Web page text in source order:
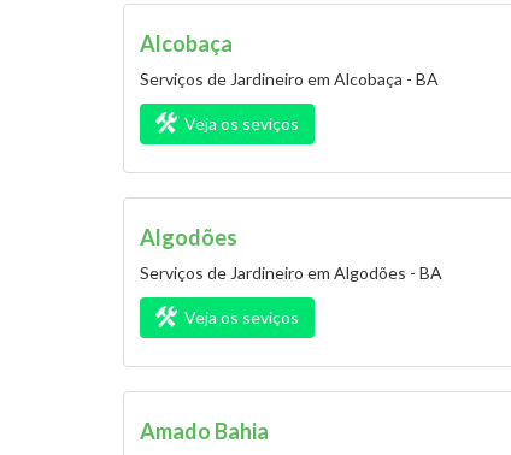
Alcobaça
Serviços de Jardineiro em Alcobaça - BA
Veja os seviços
Algodões
Serviços de Jardineiro em Algodões - BA
Veja os seviços
Amado Bahia